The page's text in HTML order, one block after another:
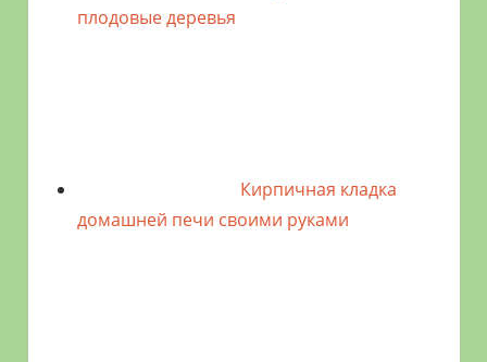
плодовые деревья
Кирпичная кладка
домашней печи своими руками